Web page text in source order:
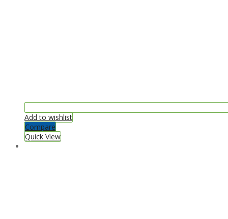
Add to wishlist
Compare
Quick View